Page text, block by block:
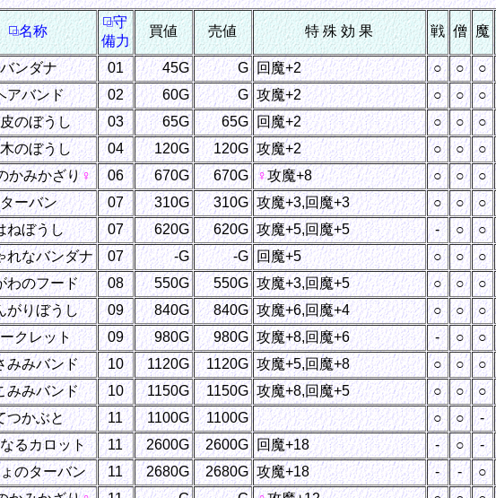
名称
守
備力
買値 売値 特 殊 効 果 戦 僧 魔
バンダナ
01 45G G 回魔+2 ○ ○ ○
アバンド
02 60G G 攻魔+2 ○ ○ ○
皮のぼうし 03 65G 65G 回魔+2 ○ ○ ○
木のぼうし 04 120G 120G 攻魔+2 ○ ○ ○
かみかざり♀ 06 670G 670G ♀攻魔+8 ○ ○ ○
ターバン
07 310G 310G 攻魔+3,回魔+3 ○ ○ ○
ねぼうし
07 620G 620G 攻魔+5,回魔+5 - ○ ○
れなバンダナ
07 -G -G 回魔+5 ○ ○ ○
わのフード
08 550G 550G 攻魔+3,回魔+5 ○ ○ ○
がりぼうし
09 840G 840G 攻魔+6,回魔+4 ○ ○ ○
クレット
09 980G 980G 攻魔+8,回魔+6 - ○ ○
みみバンド
10 1120G 1120G 攻魔+5,回魔+8 ○ ○ ○
みみバンド
10 1150G 1150G 攻魔+8,回魔+5 ○ ○ ○
つかぶと
11 1100G 1100G ○ ○ -
るカロット 11 2600G 2600G 回魔+18 - ○ -
のターバン
11 2680G 2680G 攻魔+18 - - ○